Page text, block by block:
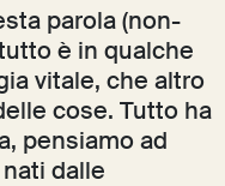
parola (non-
è in qualche
vitale, che altro
cose. Tutto ha
pensiamo ad
dalle